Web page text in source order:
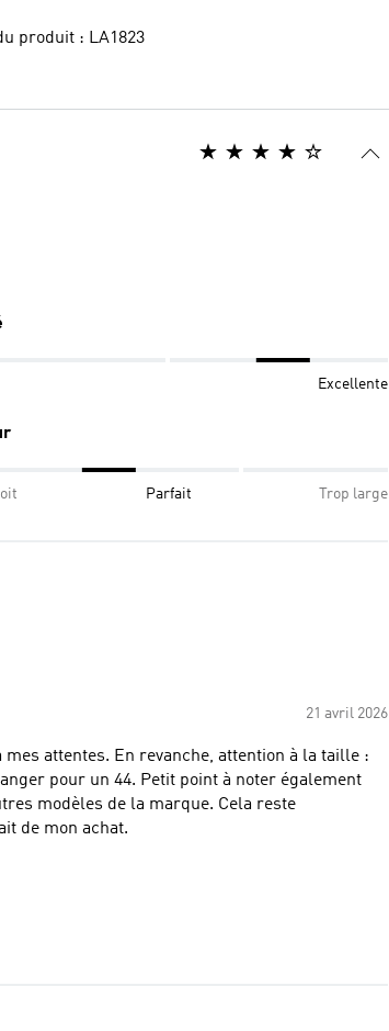
produit : LA1823
Excellente
Parfait Trop large
21 avril 2026
attentes. En revanche, attention à la taille :
à noter également
modèles de la marque. Cela reste
je reste satisfait de mon achat.